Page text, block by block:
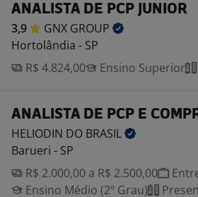
ANALISTA DE PCP JUNIOR
3,9 GNX GROUP
Hortolândia - SP
R$ 4.824,00
Ensino Superior
ANALISTA DE PCP E
HELIODIN DO BRASIL
Barueri - SP
R$ 2.000,00 a R$ 2.500,00
Ensino Médio (2º Grau)